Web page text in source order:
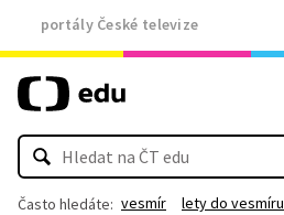
portály České televize
Často hledáte: vesmír lety do vesmíru